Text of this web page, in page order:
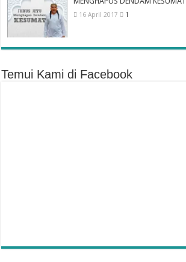
16 April 2017 1
Temui Kami di Facebook